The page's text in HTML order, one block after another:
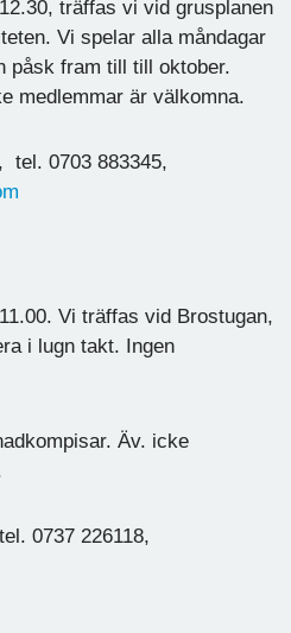
träffas vi vid grusplanen
Vi spelar alla måndagar
påsk fram till till oktober.
medlemmar är välkomna.
tel. 0703 883345,
Vi träffas vid Brostugan,
i lugn takt. Ingen
Äv. icke
0737 226118,